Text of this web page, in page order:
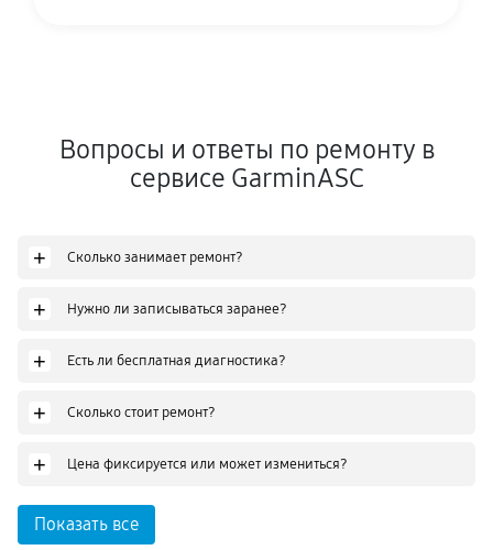
Вопросы и ответы по ремонту в
сервисе GarminASC
+ Сколько занимает ремонт?
+ Нужно ли записываться заранее?
+ Есть ли бесплатная диагностика?
+ Сколько стоит ремонт?
+ Цена фиксируется или может измениться?
Показать все